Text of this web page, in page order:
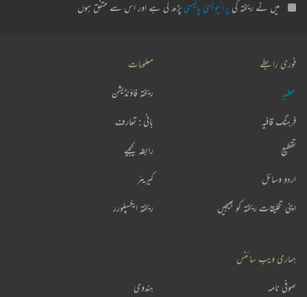
میں نے ریختہ کی پرائیویسی پالیسی پڑھ لی ہے اور اس سے متفق ہوں
فوری رابطے
عطیہ
فرہنگ قافیہ
تقطیع
اردو وسائل
اپنی تخلیقات ریختہ کو بھیجیں
معلومات
ریختہ فاؤنڈیشن
بانی : تعارف
رابطہ کیجیے
کیریئر
ریختہ ایکسپلورر
ہماری ویب سائٹس
ہندوی صوفی نامہ